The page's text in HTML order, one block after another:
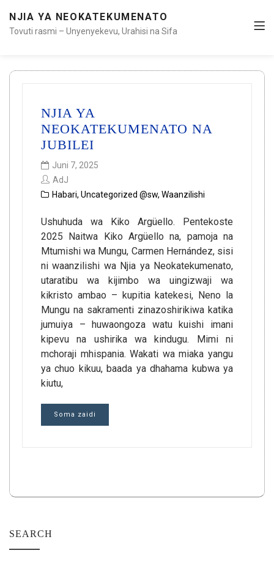
NJIA YA NEOKATEKUMENATO
Tovuti rasmi – Unyenyekevu, Urahisi na Sifa
NJIA YA
NEOKATEKUMENATO NA
JUBILEI
Juni 7, 2025
AdJ
Habari, Uncategorized @sw, Waanzilishi
Ushuhuda wa Kiko Argüello. Pentekoste
2025 Naitwa Kiko Argüello na, pamoja na
Mtumishi wa Mungu, Carmen Hernández, sisi
ni waanzilishi wa Njia ya Neokatekumenato,
utaratibu wa kijimbo wa uingizwaji wa
kikristo ambao – kupitia katekesi, Neno la
Mungu na sakramenti zinazoshirikiwa katika
jumuiya – huwaongoza watu kuishi imani
kipevu na ushirika wa kindugu. Mimi ni
mchoraji mhispania. Wakati wa miaka yangu
ya chuo kikuu, baada ya dhahama kubwa ya
kiutu,
Soma zaidi
SEARCH